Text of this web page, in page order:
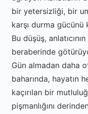
bir yetersizliği, bir
karşı durma
Bu düşüş,
beraberinde
Gün almadan daha
baharında, hayatın
kaçırılan bir
pişmanlığını